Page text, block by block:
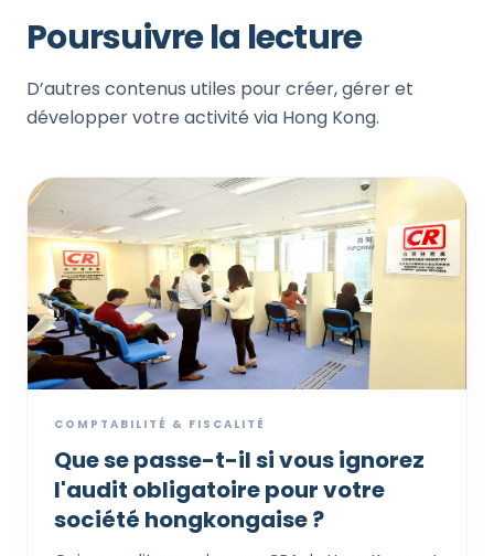
Poursuivre la lecture
D’autres contenus utiles pour créer, gérer et
développer votre activité via Hong Kong.
COMPTABILITÉ & FISCALITÉ
Que se passe-t-il si vous ignorez
l'audit obligatoire pour votre
société hongkongaise ?